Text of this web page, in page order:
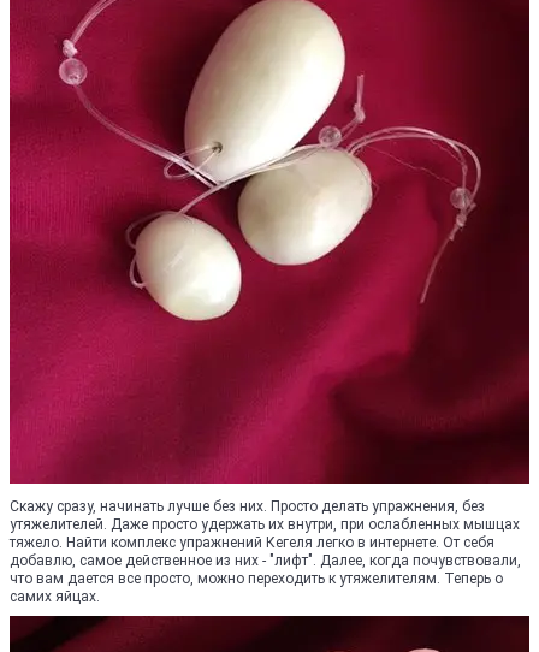
Скажу сразу, начинать лучше без них. Просто делать упражнения, без
утяжелителей. Даже просто удержать их внутри, при ослабленных мышцах
тяжело. Найти комплекс упражнений Кегеля легко в интернете. От себя
добавлю, самое действенное из них - "лифт". Далее, когда почувствовали,
что вам дается все просто, можно переходить к утяжелителям. Теперь о
самих яйцах.